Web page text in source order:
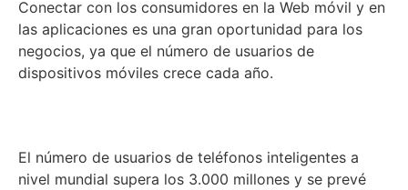
Conectar con los consumidores en la Web móvil y en
las aplicaciones es una gran oportunidad para los
negocios, ya que el número de usuarios de
dispositivos móviles crece cada año.
El número de usuarios de teléfonos inteligentes a
nivel mundial supera los 3.000 millones y se prevé